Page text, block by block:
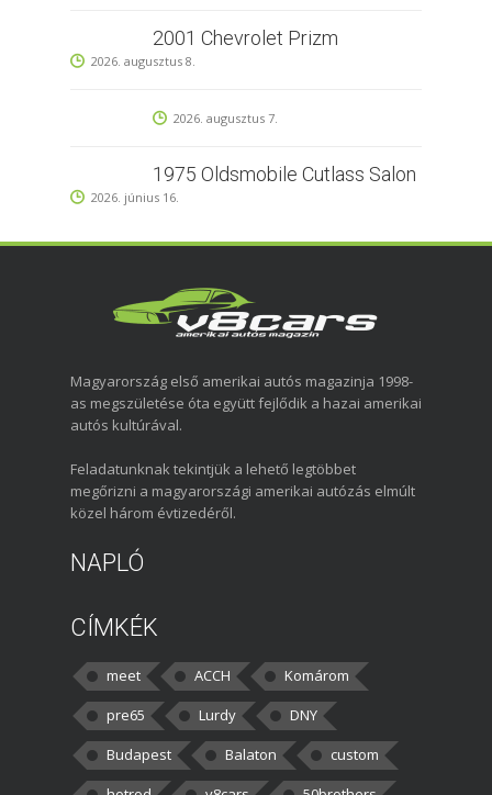
2001 Chevrolet Prizm
2026. augusztus 8.
2026. augusztus 7.
1975 Oldsmobile Cutlass Salon
2026. június 16.
Magyarország első amerikai autós magazinja 1998-
as megszületése óta együtt fejlődik a hazai amerikai
autós kultúrával.
Feladatunknak tekintjük a lehető legtöbbet
megőrizni a magyarországi amerikai autózás elmúlt
közel három évtizedéről.
NAPLÓ
CÍMKÉK
meet ACCH
Komárom
pre65
Lurdy
DNY
Budapest
Balaton
custom